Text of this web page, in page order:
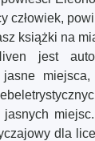
człowiek,
książki na
jest
jasne
dla